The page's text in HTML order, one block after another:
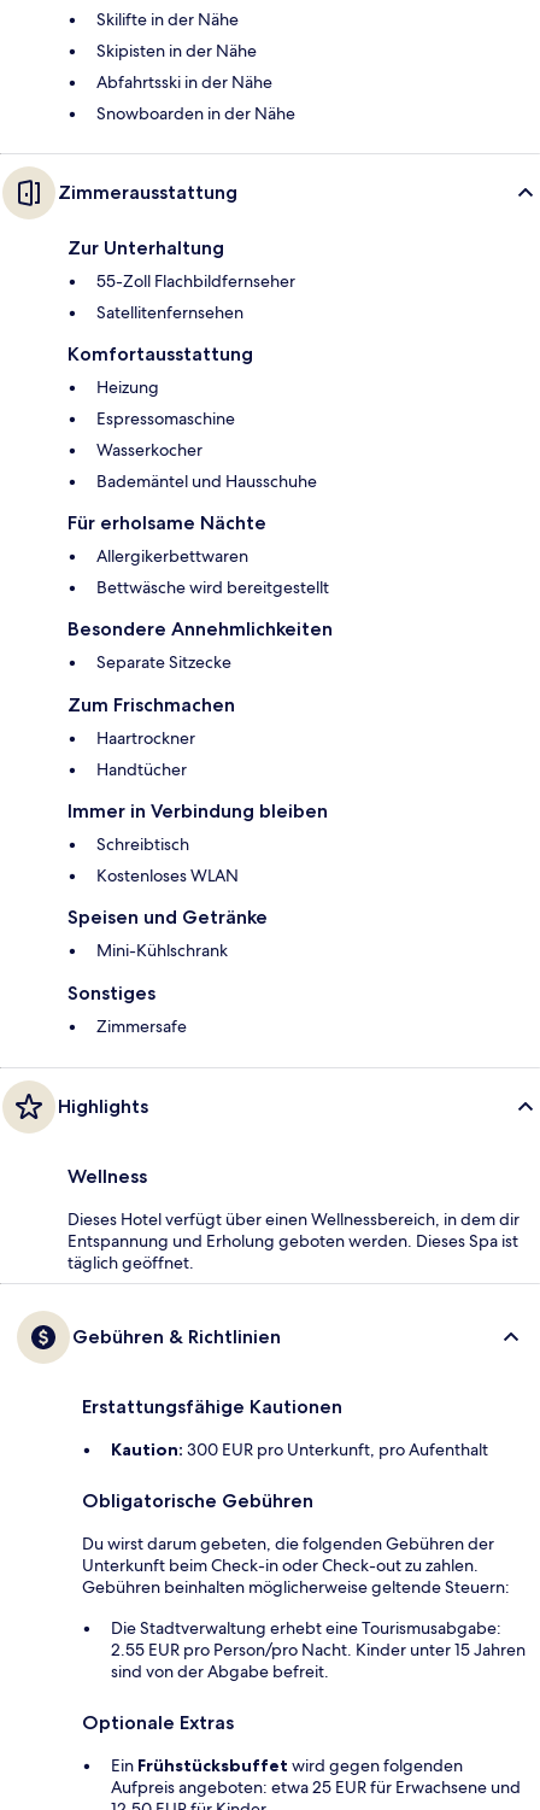
Skilifte in der Nähe
Skipisten in der Nähe
Abfahrtsski in der Nähe
Snowboarden in der Nähe
Zimmerausstattung
Zur Unterhaltung
55-Zoll Flachbildfernseher
Satellitenfernsehen
Komfortausstattung
Heizung
Espressomaschine
Wasserkocher
Bademäntel und Hausschuhe
Für erholsame Nächte
Allergikerbettwaren
Bettwäsche wird bereitgestellt
Besondere Annehmlichkeiten
Separate Sitzecke
Zum Frischmachen
Haartrockner
Handtücher
Immer in Verbindung bleiben
Schreibtisch
Kostenloses WLAN
Speisen und Getränke
Mini-Kühlschrank
Sonstiges
Zimmersafe
Highlights
Wellness
Dieses Hotel verfügt über einen Wellnessbereich, in dem dir
Entspannung und Erholung geboten werden. Dieses Spa ist
täglich geöffnet.
Gebühren & Richtlinien
Erstattungsfähige Kautionen
Kaution: 300 EUR pro Unterkunft, pro Aufenthalt
Obligatorische Gebühren
Du wirst darum gebeten, die folgenden Gebühren der
Unterkunft beim Check-in oder Check-out zu zahlen.
Gebühren beinhalten möglicherweise geltende Steuern:
Die Stadtverwaltung erhebt eine Tourismusabgabe:
2.55 EUR pro Person/pro Nacht. Kinder unter 15 Jahren
sind von der Abgabe befreit.
Optionale Extras
Ein Frühstücksbuffet wird gegen folgenden
Aufpreis angeboten: etwa 25 EUR für Erwachsene und